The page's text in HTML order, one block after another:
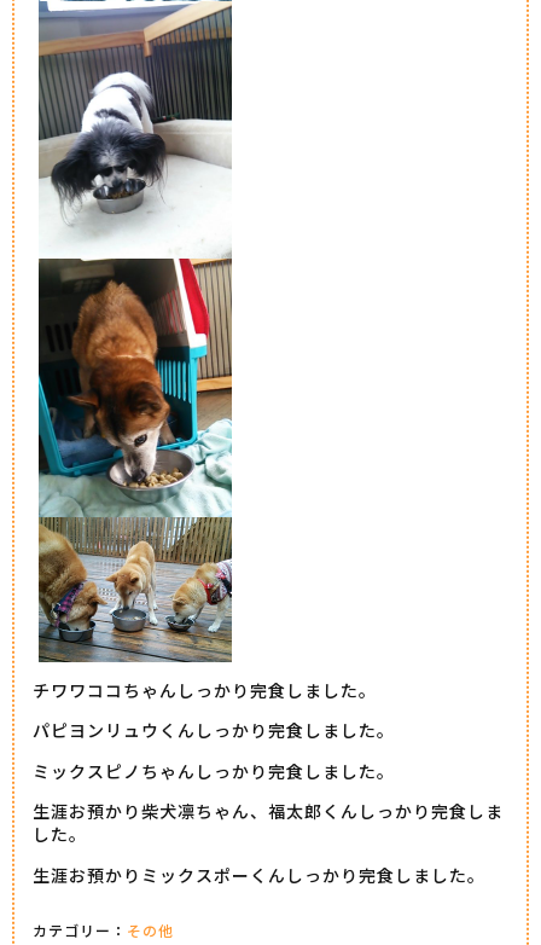
チワワココちゃんしっかり完食しました。
パピヨンリュウくんしっかり完食しました。
ミックスピノちゃんしっかり完食しました。
生涯お預かり柴犬凛ちゃん、福太郎くんしっかり完食しま
した。
生涯お預かりミックスポーくんしっかり完食しました。
カテゴリー： その他